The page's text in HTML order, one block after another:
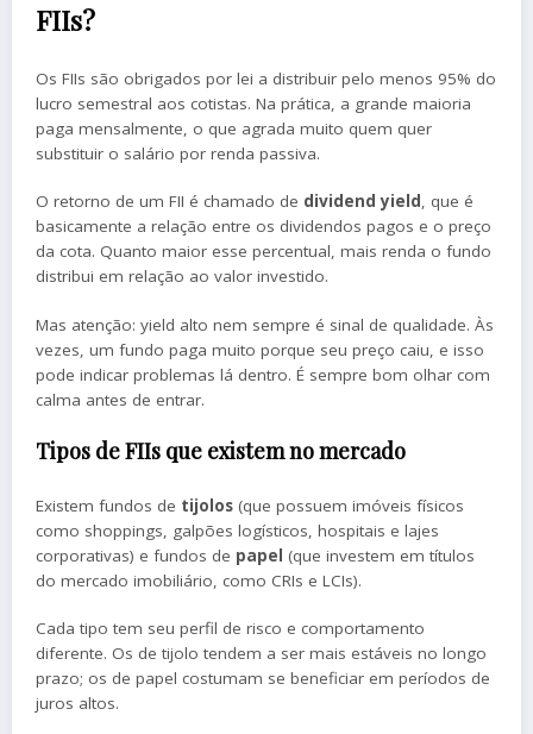
FIIs?
Os FIIs são obrigados por lei a distribuir pelo menos 95% do
lucro semestral aos cotistas. Na prática, a grande maioria
paga mensalmente, o que agrada muito quem quer
substituir o salário por renda passiva.
O retorno de um FII é chamado de dividend yield, que é
basicamente a relação entre os dividendos pagos e o preço
da cota. Quanto maior esse percentual, mais renda o fundo
distribui em relação ao valor investido.
Mas atenção: yield alto nem sempre é sinal de qualidade. Às
vezes, um fundo paga muito porque seu preço caiu, e isso
pode indicar problemas lá dentro. É sempre bom olhar com
calma antes de entrar.
Tipos de FIIs que existem no mercado
Existem fundos de tijolos (que possuem imóveis físicos
como shoppings, galpões logísticos, hospitais e lajes
corporativas) e fundos de papel (que investem em títulos
do mercado imobiliário, como CRIs e LCIs).
Cada tipo tem seu perfil de risco e comportamento
diferente. Os de tijolo tendem a ser mais estáveis no longo
prazo; os de papel costumam se beneficiar em períodos de
juros altos.